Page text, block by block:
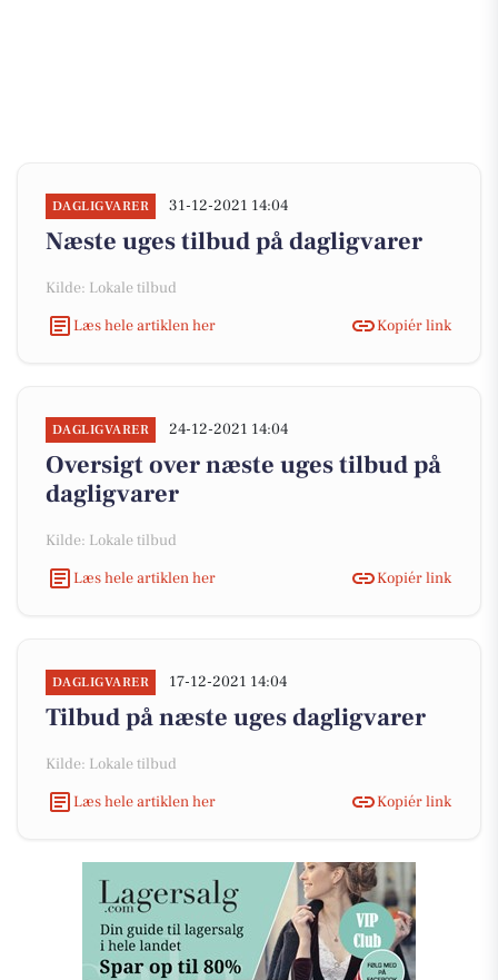
DAGLIGVARER 31-12-2021 14:04
Næste uges tilbud på dagligvarer
Kilde: Lokale tilbud
Læs hele artiklen her
Kopiér link
DAGLIGVARER 24-12-2021 14:04
Oversigt over næste uges tilbud på
dagligvarer
Kilde: Lokale tilbud
Læs hele artiklen her
Kopiér link
DAGLIGVARER 17-12-2021 14:04
Tilbud på næste uges dagligvarer
Kilde: Lokale tilbud
Læs hele artiklen her
Kopiér link